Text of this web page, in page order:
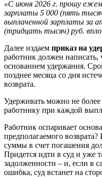
«С июня 2026 г. прошу
зарплаты 5 000 (пять
выплаченной зарплаты за
(тридцать тысяч) руб.
Далее издаем приказ на
работник должен написать,
основанием удержания.
позднее месяца со дня
возврата.
Удерживать можно не
работнику при каждой
Работник оспаривает
предполагаемого
суммы в счет погашения
Придется идти в суд и уже
задолженности – и, если в
ошибка, суд встанет на